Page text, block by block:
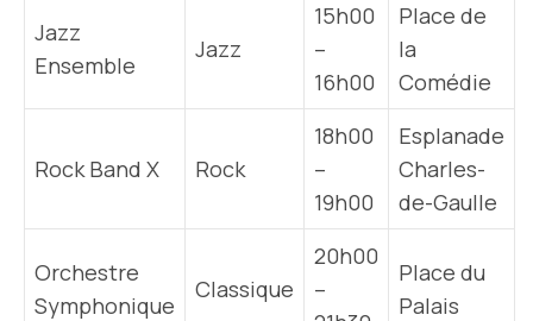
Jazz
Ensemble
Jazz
15h00
–
16h00
Place de
la
Comédie
Rock Band X Rock
18h00
–
19h00
Esplanade
Charles-
de-Gaulle
Orchestre
Symphonique
Classique
20h00
–
Place du
Palais